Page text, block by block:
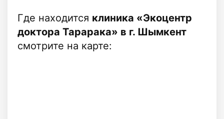
Где находится клиника «Экоцентр
доктора Тарарака» в г. Шымкент
смотрите на карте: